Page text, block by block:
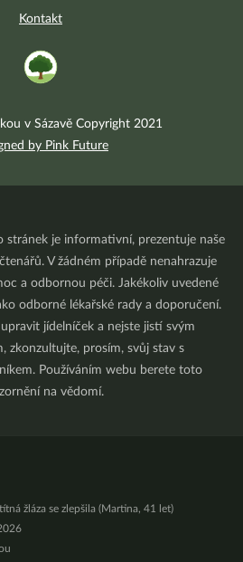
Kontakt
v Sázavě Copyright 2021
by Pink Future
stránek je informativní, prezentuje naše
V žádném případě nenahrazuje
a odbornou péči. Jakékoliv uvedené
odborné lékařské rady a doporučení.
jídelníček a nejste jistí svým
zkonzultujte, prosím, svůj stav s
Používáním webu berete toto
na vědomí.
žláza se zlepšila (Martina, 41 let)